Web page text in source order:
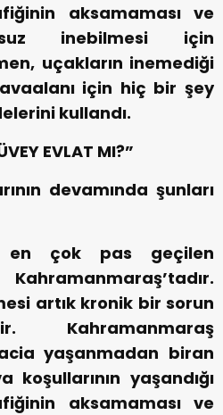
aksamaması ve
inebilmesi için
uçakların inemediği
için hiç bir şey
kullandı.
EVLAT MI?”
devamında şunları
en çok pas geçilen
artık kronik bir sorun
Kahramanmaraş
yaşanmadan biran
yaşandığı
aksamaması ve